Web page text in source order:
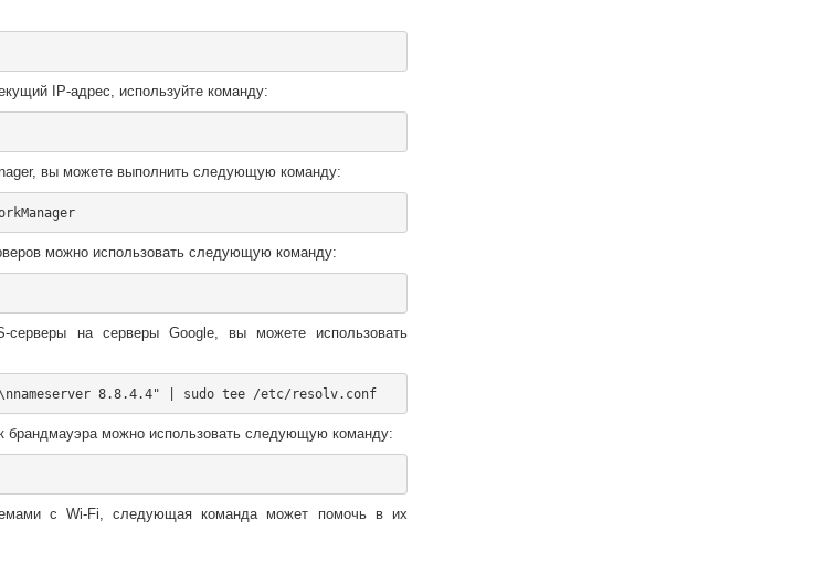
IP-адрес, используйте команду:
вы можете выполнить следующую команду:
sudo systemctl restart NetworkManager
можно использовать следующую команду:
серверы на серверы Google, вы можете использовать
echo -e "nameserver 8.8.8.8\nnameserver 8.8.4.4" | sudo tee /etc/resolv.conf
брандмауэра можно использовать следующую команду:
с Wi-Fi, следующая команда может помочь в их